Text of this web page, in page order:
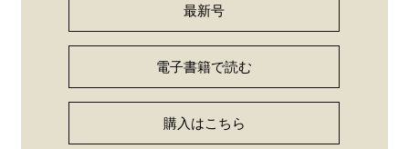
最新号
電子書籍で読む
購入はこちら